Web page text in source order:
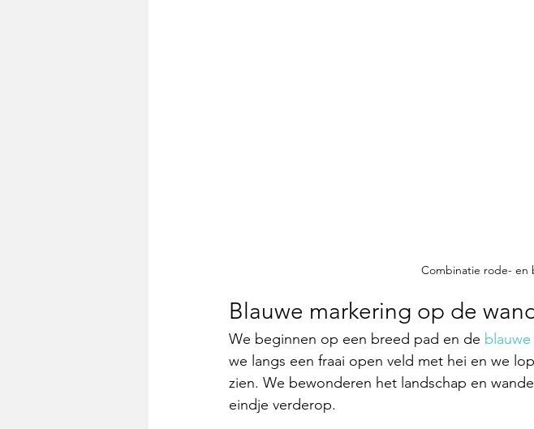
Combinatie rode- en
Blauwe markering op de
We beginnen op een breed pad en de
we langs een fraai open veld met hei en we
zien. We bewonderen het landschap en
eindje verderop.